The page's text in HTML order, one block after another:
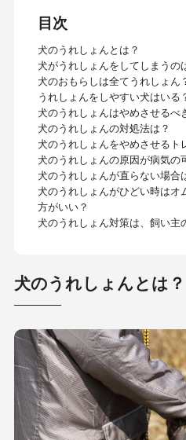
目次
犬のうれしょんとは？
犬がうれしょんをしてしまうの
犬のおもらしは全てうれしょん
うれしょんをしやすい犬はいる
犬のうれしょんはやめさせるべ
犬のうれしょんの対処法は？
犬のうれしょんをやめさせるト
犬のうれしょんの原因が病気の
犬のうれしょんが直らない場合
犬のうれしょんがひどい時はオ
方がいい？
犬のうれしょん対策は、飼い主
犬のうれしょんとは？